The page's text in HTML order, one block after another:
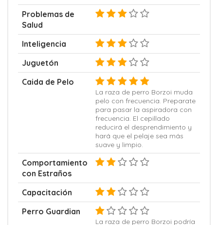
Problemas de
Salud
Inteligencia
Juguetón
Caida de Pelo
La raza de perro Borzoi muda
pelo con frecuencia. Preparate
para pasar la aspiradora con
frecuencia. El cepillado
reducirá el desprendimiento y
hará que el pelaje sea más
suave y limpio.
Comportamiento
con Estraños
Capacitación
Perro Guardian
La raza de perro Borzoi podría